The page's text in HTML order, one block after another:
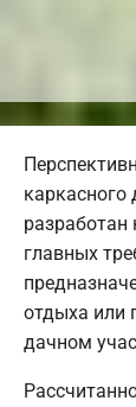
разработан
главных
отдыха или
дачном